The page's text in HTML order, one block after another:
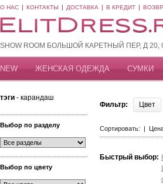
О НАС КОНТАКТЫ ДОСТАВКА В КРЕДИТ
SHOW ROOM БОЛЬШОЙ КАРЕТНЫЙ ПЕР, Д 20,
NEW ЖЕНСКАЯ ОДЕЖДА СУМКИ
тэги - карандаш
Выбор по разделу
Выбор по цвету
Фильтр: Цвет
Сортировать: |
Быстрый выбор: